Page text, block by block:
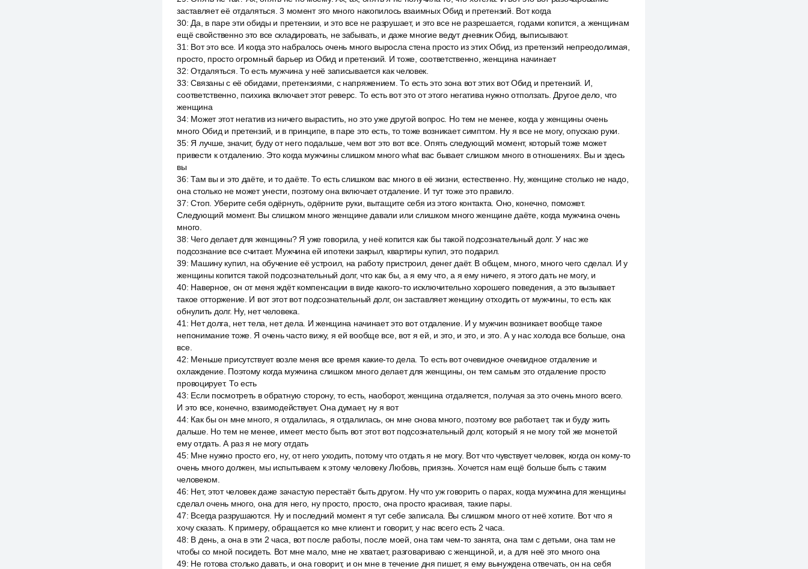
заставляет её отдаляться. 3 момент это много накопилось взаимных Обид и претензий. Вот когда
30: Да, в паре эти обиды и претензии, и это все не разрушает, и это все не разрешается, годами копится, а женщинам
ещё свойственно это все складировать, не забывать, и даже многие ведут дневник Обид, выписывают.
31 : Вот это все. И когда это набралось очень много выросла стена просто из этих Обид, из претензий непреодолимая,
просто, просто огромный барьер из Обид и претензий. И тоже, соответственно, женщина начинает
32:Отдаляться. То есть мужчина у неё записывается как человек.
33:Связаны с её обидами, претензиями, с напряжением. То есть это зона вот этих вот Обид и претензий. И,
соответственно, психика включает этот реверс. То есть вот это от этого негатива нужно отползать. Другое дело, что
женщина
34: Может этот негатив из ничего вырастить, но это уже другой вопрос. Но тем не менее, когда у женщины очень
много Обид и претензий, и в принципе, в паре это есть, то тоже возникает симптом. Ну я все не могу, опускаю руки.
35: Я лучше, значит, буду от него подальше, чем вот это вот все. Опять следующий момент, который тоже может
привести к отдалению. Это когда мужчины слишком много what вас бывает слишком много в отношениях. Вы и здесь
вы
36:Там вы и это даёте, и то даёте. То есть слишком вас много в её жизни, естественно. Ну, женщине столько не надо,
она столько не может унести, поэтому она включает отдаление. И тут тоже это правило.
37:Стоп. Уберите себя одёрнуть, одёрните руки, вытащите себя из этого контакта. Оно, конечно, поможет.
Следующий момент. Вы слишком много женщине давали или слишком много женщине даёте, когда мужчина очень
много.
38: Чего делает для женщины? Я уже говорила, у неё копится как бы такой подсознательный долг. У нас же
подсознание все считает. Мужчина ей ипотеки закрыл, квартиры купил, это подарил.
39: Машину купил, на обучение её устроил, на работу пристроил, денег даёт. В общем, много, много чего сделал. И у
женщины копится такой подсознательный долг, что как бы, а я ему что, а я ему ничего, я этого дать не могу, и
40: Наверное, он от меня ждёт компенсации в виде какого-то исключительно хорошего поведения, а это вызывает
такое отторжение. И вот этот вот подсознательный долг, он заставляет женщину отходить от мужчины, то есть как
обнулить долг. Ну, нет человека.
41 : Нет долга, нет тела, нет дела. И женщина начинает это вот отдаление. И у мужчин возникает вообще такое
непонимание тоже. Я очень часто вижу, я ей вообще все, вот я ей, и это, и это, и это. А у нас холода все больше, она
все.
42: Меньше присутствует возле меня все время какие-то дела. То есть вот очевидное очевидное отдаление и
охлаждение. Поэтому когда мужчина слишком много делает для женщины, он тем самым это отдаление просто
провоцирует. То есть
43: Если посмотреть в обратную сторону, то есть, наоборот, женщина отдаляется, получая за это очень много всего.
И это все, конечно, взаимодействует. Она думает, ну я вот
44: Как бы он мне много, я отдалилась, я отдалилась, он мне снова много, поэтому все работает, так и буду жить
дальше. Но тем не менее, имеет место быть вот этот вот подсознательный долг, который я не могу той же монетой
ему отдать. А раз я не могу отдать
45: Мне нужно просто его, ну, от него уходить, потому что отдать я не могу. Вот что чувствует человек, когда он кому-то
очень много должен, мы испытываем к этому человеку Любовь, приязнь. Хочется нам ещё больше быть с таким
человеком.
46: Нет, этот человек даже зачастую перестаёт быть другом. Ну что уж говорить о парах, когда мужчина для женщины
сделал очень много, она для него, ну просто, просто, она просто красивая, такие пары.
47: Всегда разрушаются. Ну и последний момент я тут себе записала. Вы слишком много от неё хотите. Вот что я
хочу сказать. К примеру, обращается ко мне клиент и говорит, у нас всего есть 2 часа.
48: В день, а она в эти 2 часа, вот после работы, после моей, она там чем-то занята, она там с детьми, она там не
чтобы со мной посидеть. Вот мне мало, мне не хватает, разговариваю с женщиной, и, а для неё это много она
49: Не готова столько давать, и она говорит, и он мне в течение дня пишет, я ему вынуждена отвечать, он на себя